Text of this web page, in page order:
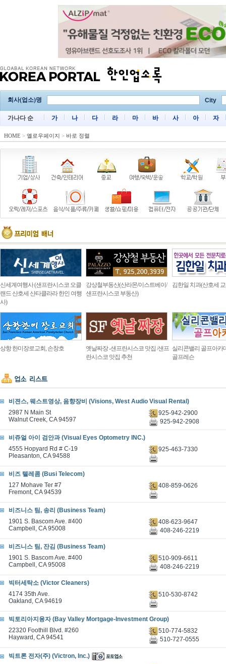
회사(업소)명 City
가나다 순 가 나 다 라 마 바 사 아 자
HOME > 옐로우페이지 > 바로 정렬
신세계여행사 (샌프란시스코 오클
랜드 산호세 산타클라라 한인 여행
사)
강상철부동산(산라몬/이스트베이/
샌프란시스코 부동산)
김한일 치과(산호세
상항 한미장로교회, 손창호
옛날짜장 -샌프란시스코 맛집 /샌프
란시스코 맛집 추천
실리콘밸리 골프아카
골프레슨
비젼스, 웨스트영상, 음향장비 (Visions, West Audio Visual Rental)
2987 N Main St
Walnut Creek, CA 94597
925-942-2900
925-942-2908
비쥬얼 아이 검안과 (Visual Eyes Optometry INC.)
4555 Hopyard Rd # C-19
Pleasanton, CA 94588
925-463-7330
비즈 텔레콤 (Busi Telecom)
127 Mohave Ter #7
Fremont, CA 94539
408-859-0626
비즈니스 팀, 송리 (Business Team)
1901 S. Bascom Ave. #400
Campbell, CA 95008
408-623-9647
408-246-2219
비즈니스 팀, 잔김 (Business Team)
1901 S. Bascom Ave. #400
Campbell, CA 95008
510-909-6611
408-246-2219
빅터세탁소 (Victor Cleaners)
4174 35th Ave.
Oakland, CA 94619
510-530-8742
빅토리아지융자 (Bay Valley Mortgage-Investment Group)
22320 Foothill Blvd. #260
Hayward, CA 94541
510-774-5832
510-727-0555
빅트론 전자(주) (Victron, Inc.)